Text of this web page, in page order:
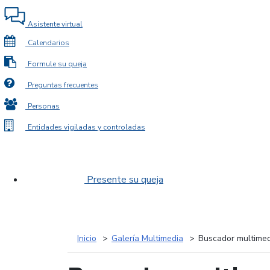
Asistente virtual
Calendarios
Formule su queja
Preguntas frecuentes
Personas
Entidades vigiladas y controladas
Presente su queja
Inicio Galería Multimedia Buscador